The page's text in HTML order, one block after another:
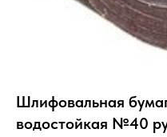
Шлифовальная
водостойкая №40